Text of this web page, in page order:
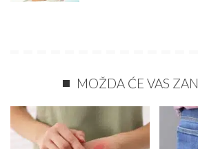
MOŽDA ĆE VAS